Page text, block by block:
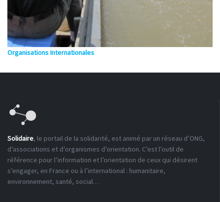
Organisations Internationales
Solidaire, le portail de la solidarité, est animé par un réseau d’ONG,
d’associations et d’organismes d’orientation. C’est l’outil de
référence pour l’information et l’orientation de ceux qui désirent
s’engager, en France ou à l’international : humanitaire,
environnement, santé, social…